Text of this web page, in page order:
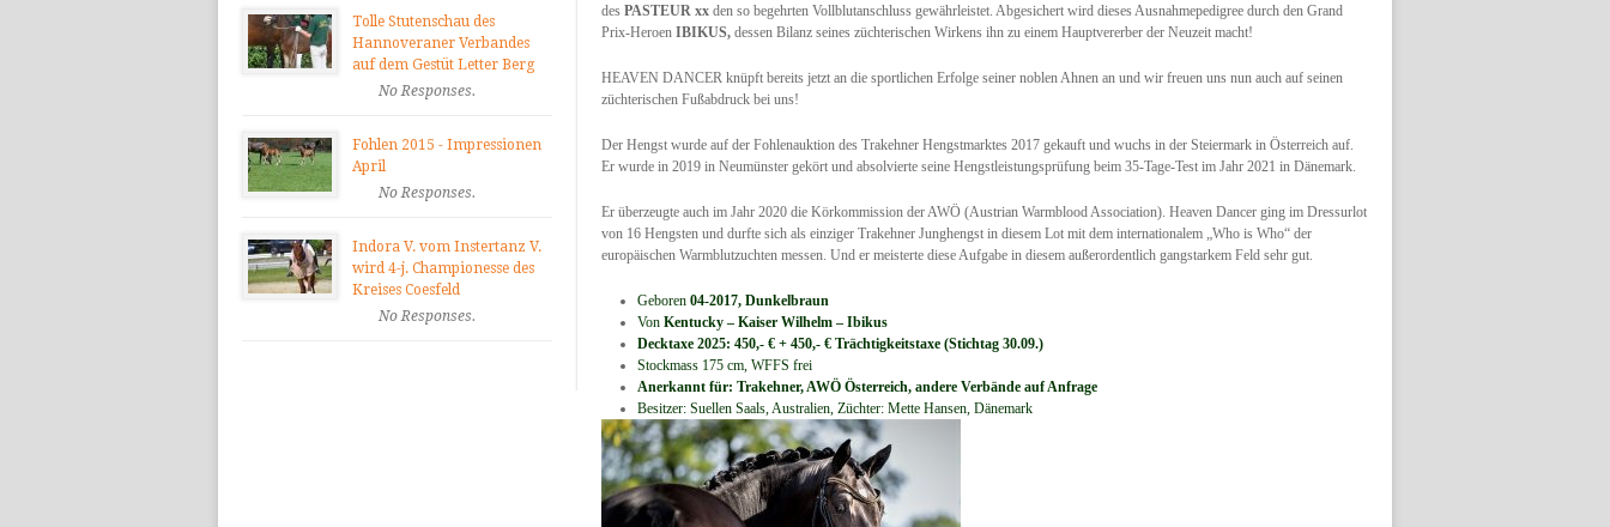
des PASTEUR xx den so begehrten Vollblutanschluss gewährleistet. Abgesichert wird dieses Ausnahmepedigree durch den Grand
Prix-Heroen IBIKUS, dessen Bilanz seines züchterischen Wirkens ihn zu einem Hauptvererber der Neuzeit macht!
HEAVEN DANCER knüpft bereits jetzt an die sportlichen Erfolge seiner noblen Ahnen an und wir freuen uns nun auch auf seinen
züchterischen Fußabdruck bei uns!
Der Hengst wurde auf der Fohlenauktion des Trakehner Hengstmarktes 2017 gekauft und wuchs in der Steiermark in Österreich auf.
Er wurde in 2019 in Neumünster gekört und absolvierte seine Hengstleistungsprüfung beim 35-Tage-Test im Jahr 2021 in Dänemark.
Er überzeugte auch im Jahr 2020 die Körkommission der AWÖ (Austrian Warmblood Association). Heaven Dancer ging im Dressurlot
von 16 Hengsten und durfte sich als einziger Trakehner Junghengst in diesem Lot mit dem internationalem „Who is Who“ der
europäischen Warmblutzuchten messen. Und er meisterte diese Aufgabe in diesem außerordentlich gangstarkem Feld sehr gut.
Geboren 04-2017, Dunkelbraun
Von Kentucky – Kaiser Wilhelm – Ibikus
Decktaxe 2025: 450,- € + 450,- € Trächtigkeitstaxe (Stichtag 30.09.)
Stockmass 175 cm, WFFS frei
Anerkannt für: Trakehner, AWÖ Österreich, andere Verbände auf Anfrage
Besitzer: Suellen Saals, Australien, Züchter: Mette Hansen, Dänemark
Tolle Stutenschau des
Hannoveraner Verbandes
auf dem Gestüt Letter Berg
No Responses.
Fohlen 2015 - Impressionen
April
No Responses.
Indora V. vom Instertanz V.
wird 4-j. Championesse des
Kreises Coesfeld
No Responses.